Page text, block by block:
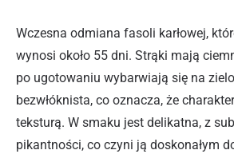
Wczesna odmiana fasoli karłowej,
wynosi około 55 dni. Strąki mają
po ugotowaniu wybarwiają się na
bezwłóknista, co oznacza, że
teksturą. W smaku jest delikatna, z
pikantności, co czyni ją doskonałym